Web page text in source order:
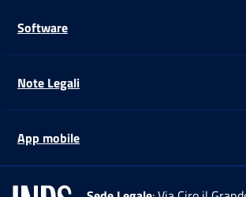
Software
Note Legali
App mobile